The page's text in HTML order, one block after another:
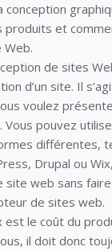
conception
produits et
Web.
de sites
d’un site. Il
voulez
Vous pouvez
différentes,
Drupal ou
site web sans faire
de sites web.
est le coût du
il doit donc